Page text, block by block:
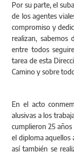
Por su parte, el
de los agentes
compromiso y
realizan,
entre todos
tarea de esta
Camino y sobre
En el acto
alusivas a los
cumplieron 25
el diploma aquellos
así también se